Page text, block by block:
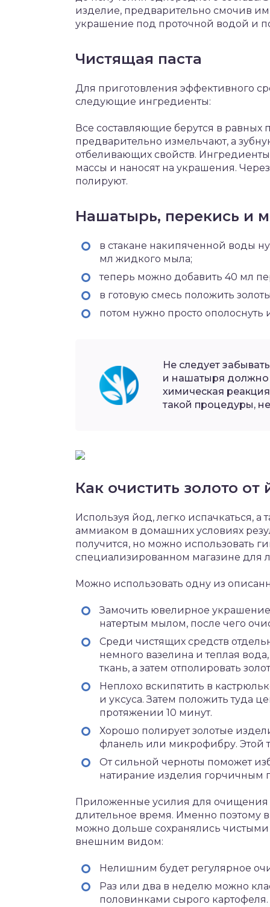
изделие, предварительно смочив
украшение под проточной водой и
Чистящая паста
Для приготовления эффективного
следующие ингредиенты:
Все составляющие берутся в
предварительно измельчают, а
отбеливающих свойств.
массы и наносят на украшения.
полируют.
Нашатырь, перекись и
в стакане накипяченной воды
мл жидкого мыла;
теперь можно добавить 40 мл
в готовую смесь положить
потом нужно просто
Не следует
и нашатыря должно
химическая
такой процедуры,
Как очистить золото от
Используя йод, легко испачкаться, а
аммиаком в домашних условиях
получится, но можно использовать
специализированном магазине для
Можно использовать одну из
Замочить ювелирное
натертым мылом, после чего
Среди чистящих средств
немного вазелина и теплая
ткань, а затем отполировать
Неплохо вскипятить в
и уксуса. Затем положить туда
протяжении 10 минут.
Хорошо полирует золотые
фланель или микрофибру. Этой
От сильной черноты поможет
натирание изделия горчичным
Приложенные усилия для очищения
длительное время. Именно поэтому
можно дольше сохранялись
внешним видом:
Нелишним будет регулярное
Раз или два в неделю можно
половинками сырого картофеля.